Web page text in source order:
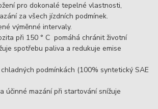
pro dokonalé tepelné vlastnosti,
za všech jízdních podmínek.
výměnné intervaly.
při 150 ° C pomáhá chránit životní
spotřebu paliva a redukuje emise
podmínkách (100% syntetický SAE
účinné mazání při startování snížuje